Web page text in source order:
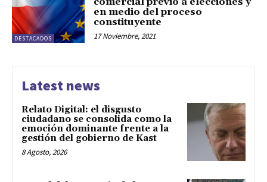
DESTACADOS
en medio del proceso
constituyente
17 Noviembre, 2021
Latest news
Relato Digital: el disgusto
ciudadano se consolida como la
emoción dominante frente a la
gestión del gobierno de Kast
8 Agosto, 2026